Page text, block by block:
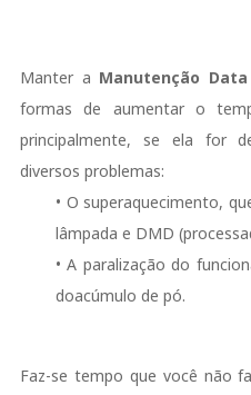
Manter a Manutenção
formas de aumentar o
principalmente, se ela for
diversos problemas:
• O superaquecimento,
lâmpada e DMD
• A paralização do
doacúmulo de pó.
Faz-se tempo que você não